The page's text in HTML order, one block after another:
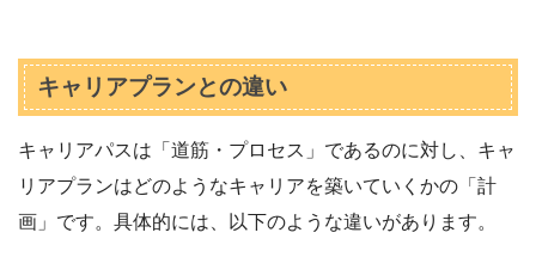
キャリアプランとの違い
キャリアパスは「道筋・プロセス」であるのに対し、キャ
リアプランはどのようなキャリアを築いていくかの「計
画」です。具体的には、以下のような違いがあります。